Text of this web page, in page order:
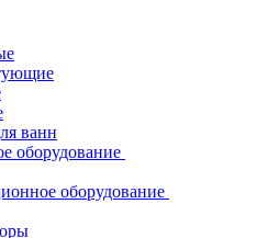
ванн
оборудование
оборудование